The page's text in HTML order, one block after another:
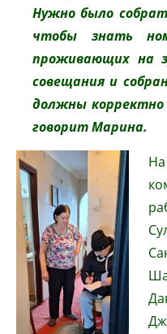
Нужно было
чтобы знать
проживающих на
совещания и
должны
говорит Марина.